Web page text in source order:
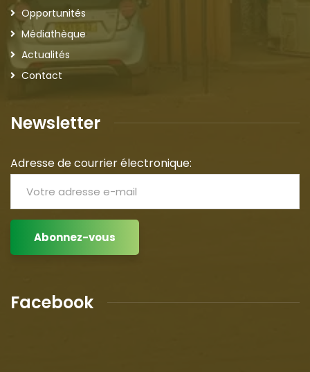
Opportunités
Médiathèque
Actualités
Contact
Newsletter
Adresse de courrier électronique:
Facebook